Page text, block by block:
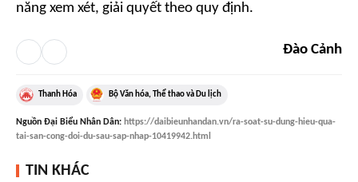
năng xem xét, giải quyết theo quy định.
Đào Cảnh
Thanh Hóa Bộ Văn hóa, Thể thao và Du lịch
Nguồn Đại Biểu Nhân Dân: https://daibieunhandan.vn/ra-soat-su-dung-hieu-qua-
tai-san-cong-doi-du-sau-sap-nhap-10419942.html
TIN KHÁC